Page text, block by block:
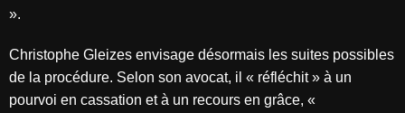
».
Christophe Gleizes envisage désormais les suites possibles
de la procédure. Selon son avocat, il « réfléchit » à un
pourvoi en cassation et à un recours en grâce, «